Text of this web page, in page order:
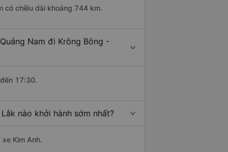
có chiều dài khoảng 744 km.
Nam đi Krông Bông -
17:30.
nào khởi hành sớm nhất?
Kim Anh.